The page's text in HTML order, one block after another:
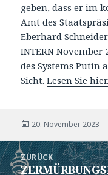
geben, dass er im
Amt des
Eberhard
INTERN
des Systems Putin
Sicht.Lesen Sie hier.
Veröffentlicht
20. November 2023
Beitragsnavigation
ZURÜCK
Vorheriger